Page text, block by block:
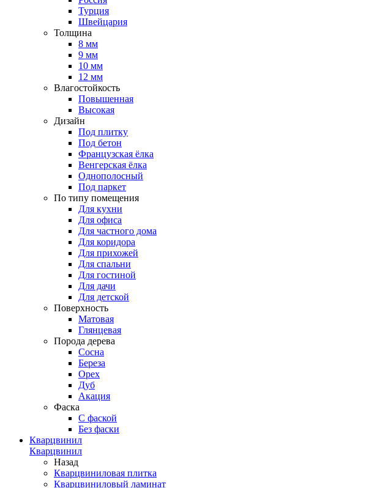
Турция
Швейцария
Толщина
8 мм
9 мм
10 мм
12 мм
Влагостойкость
Повышенная
Высокая
Дизайн
Под плитку
Под бетон
Французская ёлка
Венгерская ёлка
Однополосный
Под паркет
По типу помещения
Для кухни
Для офиса
Для частного дома
Для коридора
Для прихожей
Для спальни
Для гостиной
Для дачи
Для детской
Поверхность
Матовая
Глянцевая
Порода дерева
Сосна
Береза
Орех
Дуб
Акация
Фаска
С фаской
Без фаски
Кварцвинил
Кварцвинил
Назад
Кварцвиниловая плитка
Кварцвиниловый ламинат